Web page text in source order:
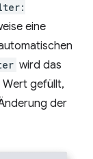
eine
wird das
gefüllt,
der